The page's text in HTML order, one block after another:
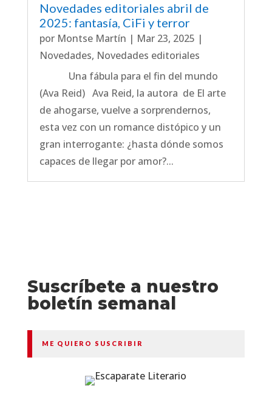
Novedades editoriales abril de
2025: fantasía, CiFi y terror
por Montse Martín | Mar 23, 2025 |
Novedades, Novedades editoriales
Una fábula para el fin del mundo
(Ava Reid) Ava Reid, la autora de El arte
de ahogarse, vuelve a sorprendernos,
esta vez con un romance distópico y un
gran interrogante: ¿hasta dónde somos
capaces de llegar por amor?...
Suscríbete a nuestro
boletín semanal
ME QUIERO SUSCRIBIR